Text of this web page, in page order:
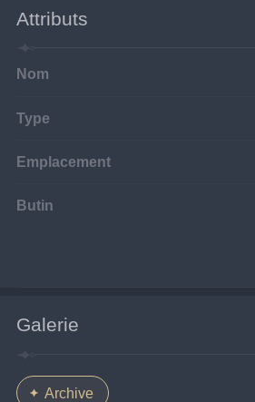
Attributs
Nom
Type
Emplacement
Butin
Galerie
Archive